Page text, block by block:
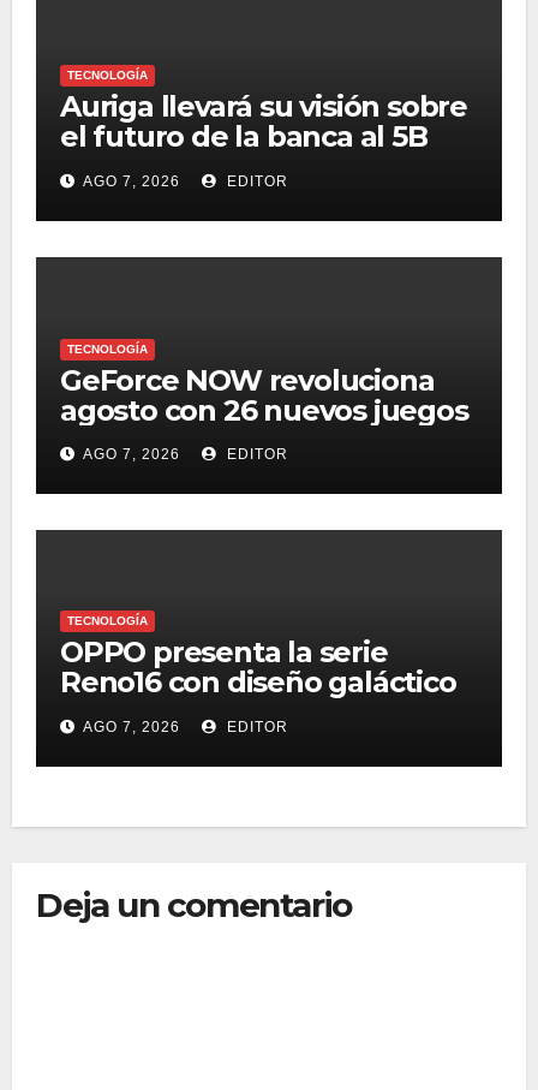
TECNOLOGÍA
Auriga llevará su visión sobre
el futuro de la banca al 5B
Digital Summit 2026
AGO 7, 2026 EDITOR
TECNOLOGÍA
GeForce NOW revoluciona
agosto con 26 nuevos juegos
AGO 7, 2026 EDITOR
TECNOLOGÍA
OPPO presenta la serie
Reno16 con diseño galáctico
3D, zoom retrato pro 3.5x y
selfie ultra gran angular 50
MP
AGO 7, 2026 EDITOR
Deja un comentario